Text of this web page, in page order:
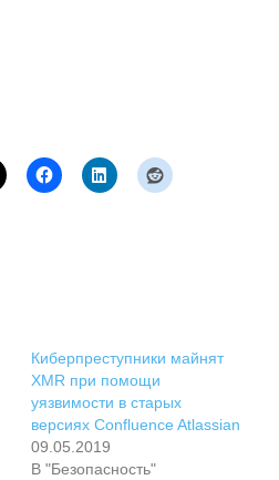
Киберпреступники майнят
XMR при помощи
уязвимости в старых
версиях Confluence Atlassian
09.05.2019
В "Безопасность"